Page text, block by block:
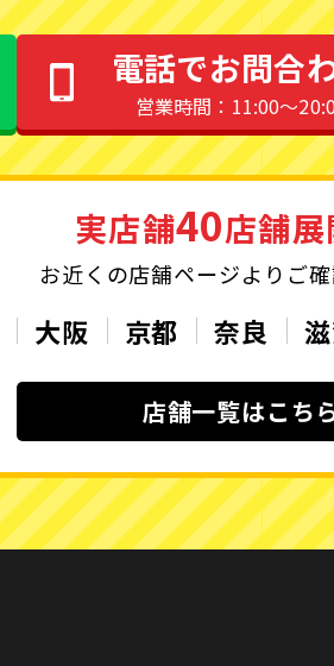
電話でお問合
営業時間：11:00〜
実店舗40店舗
お近くの店舗ページよりご
大阪 京都 奈良
店舗一覧はこち